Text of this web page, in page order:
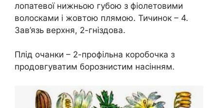
лопатевої нижньою губою з фіолетовими
волосками і жовтою плямою. Тичинок – 4.
Зав’язь верхня, 2-гніздова.
Плід очанки – 2-профільна коробочка з
продовгуватим борознистим насінням.